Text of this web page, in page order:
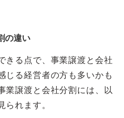
の違い
きる点で、事業譲渡と会社
じる経営者の方も多いかも
業譲渡と会社分割には、以
られます。